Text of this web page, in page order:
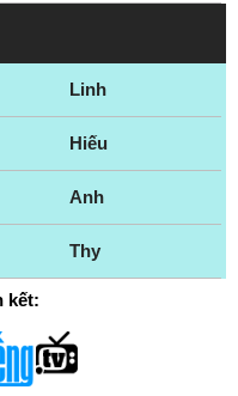
Linh
Hiếu
Anh
Thy
kết: